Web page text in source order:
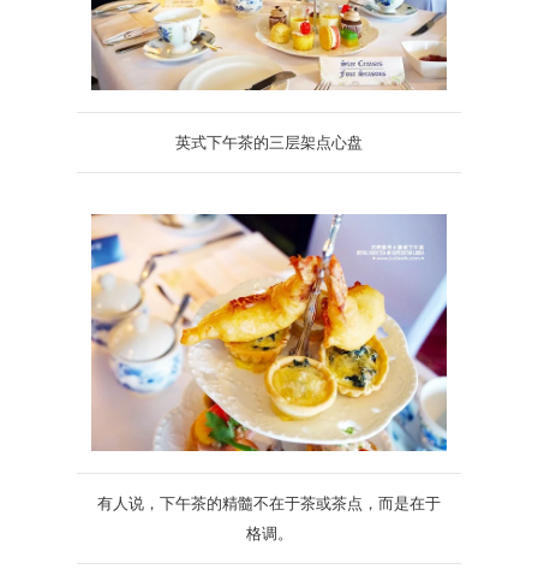
英式下午茶的三层架点心盘
有人说，下午茶的精髓不在于茶或茶点，而是在于
格调。